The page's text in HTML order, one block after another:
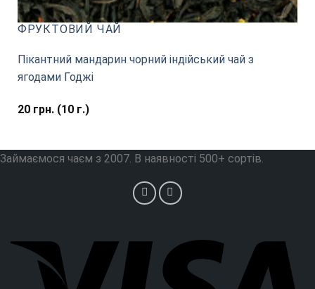
ФРУКТОВИЙ ЧАЙ
Пікантний мандарин чорний індійський чай з
ягодами Годжі
20грн.(10 г.)
Займаємося чаєм з 2007. В наявності 500+ сортів.